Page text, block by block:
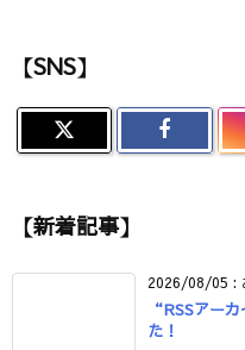
【SNS】
【新着記事】
2026/08/05 :
“RSSアー
た！